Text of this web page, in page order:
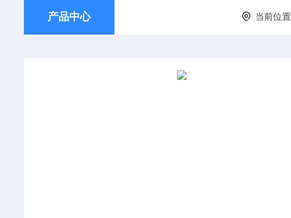
产品中心 当前位置